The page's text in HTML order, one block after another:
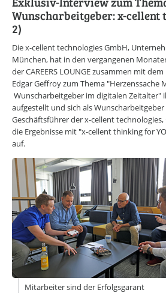
Personal Coaching
Wunscharbeitgeber-News
E-Bibliothek
E-Videothek
Veranstaltungen
CAREERS LOUNGENEWSLETTER
Mit dem E-Mail Newsletter informieren wir
spannende Neuigkeiten innerhalb der
NEWSLETTER
CAREERS LOUNGEWISSENSVORSPRUNG
Erfolg leben
Marke ICH entwickeln
Neues entdecken
Zeit nehmen
Flagge zeigen
CAREERS LOUNGE NETZWERK
Online-Wissensforum
Wunscharbeitgeber: x-cellent
2)
Die x-cellent technologies GmbH,
München, hat in den vergangenen
der CAREERS LOUNGE zusammen mit
Edgar Geffroy zum Thema "Herzenssache
Wunscharbeitgeber im digitalen Zeitalter"
aufgestellt und sich als
Geschäftsführer der x-cellent
die Ergebnisse mit "x-cellent thinking for
auf.
Mitarbeiter sind der Erfolgsgarant